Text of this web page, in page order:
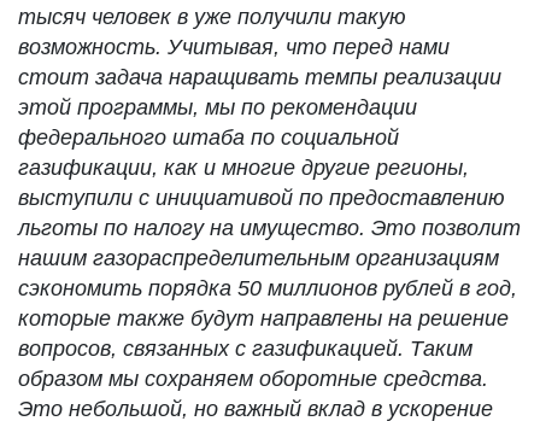
тысяч человек в уже получили такую
возможность. Учитывая, что перед нами
стоит задача наращивать темпы реализации
этой программы, мы по рекомендации
федерального штаба по социальной
газификации, как и многие другие регионы,
выступили с инициативой по предоставлению
льготы по налогу на имущество. Это позволит
нашим газораспределительным организациям
сэкономить порядка 50 миллионов рублей в год,
которые также будут направлены на решение
вопросов, связанных с газификацией. Таким
образом мы сохраняем оборотные средства.
Это небольшой, но важный вклад в ускорение